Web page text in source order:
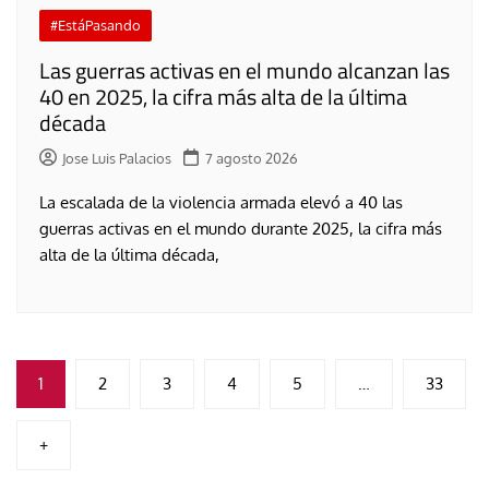
#EstáPasando
Las guerras activas en el mundo alcanzan las
40 en 2025, la cifra más alta de la última
década
Jose Luis Palacios 7 agosto 2026
La escalada de la violencia armada elevó a 40 las
guerras activas en el mundo durante 2025, la cifra más
alta de la última década,
Paginación
de
entradas
1 2 3 4 5 … 33
+